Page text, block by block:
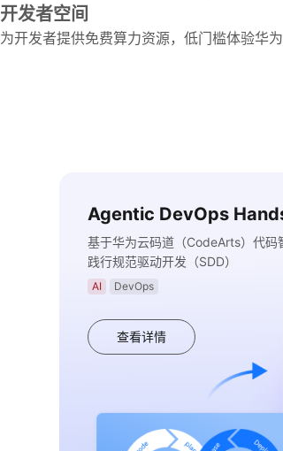
开发者空间
为开发者提供免费算力资源，低门槛体验华
Agentic DevOps
基于华为云码道（CodeArts）代码
践行规范驱动开发（SDD）
AI DevOps
查看详情